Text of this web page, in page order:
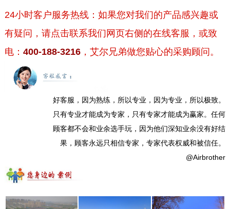
24小时客户服务热线：如果您对我们的产品感兴趣或
有疑问，请点击联系我们网页右侧的在线客服，或致
电： 400-188-3216，艾尔兄弟做您贴心的采购顾问。
好客服，因为熟练，所以专业，因为专业，所以极致。
只有专业才能成为专家，只有专家才能成为赢家。任何
顾客都不会和业余选手玩，因为他们深知业余没有好结
果，顾客永远只相信专家，专家代表权威和被信任。
@Airbrother